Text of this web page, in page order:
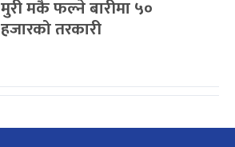
मुरी मकै फल्ने बारीमा ५०
हजारको तरकारी